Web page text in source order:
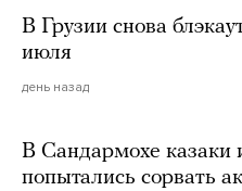
В Грузии снова
июля
день назад
В Сандармохе казаки
попытались сорвать